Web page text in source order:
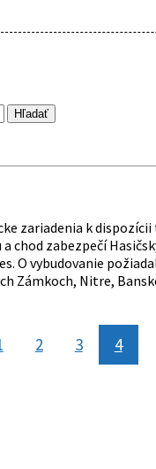
zariadenia k
zabezpečí
O vybudovanie
Zámkoch, Nitre,
2 3 4